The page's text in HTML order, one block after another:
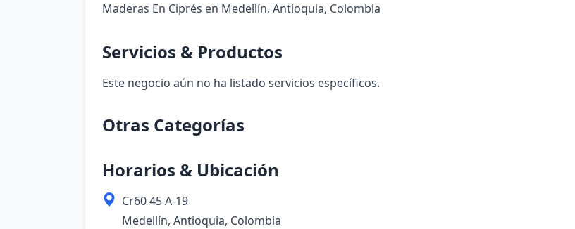
Maderas En Ciprés en Medellín, Antioquia, Colombia
Servicios & Productos
Este negocio aún no ha listado servicios específicos.
Otras Categorías
Horarios & Ubicación
Cr60 45 A-19
Medellín, Antioquia, Colombia